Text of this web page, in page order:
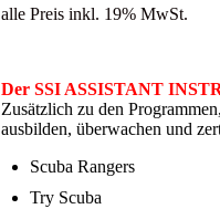
alle Preis inkl. 19% MwSt.
Der SSI ASSISTANT
Zusätzlich zu den
ausbilden, überwachen und
Scuba Rangers
Try Scuba